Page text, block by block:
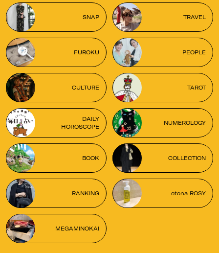
SNAP TRAVEL
FUROKU PEOPLE
CULTURE TAROT
DAILY
HOROSCOPE
NUMEROLOGY
BOOK COLLECTION
RANKING otona ROSY
MEGAMINOKAI